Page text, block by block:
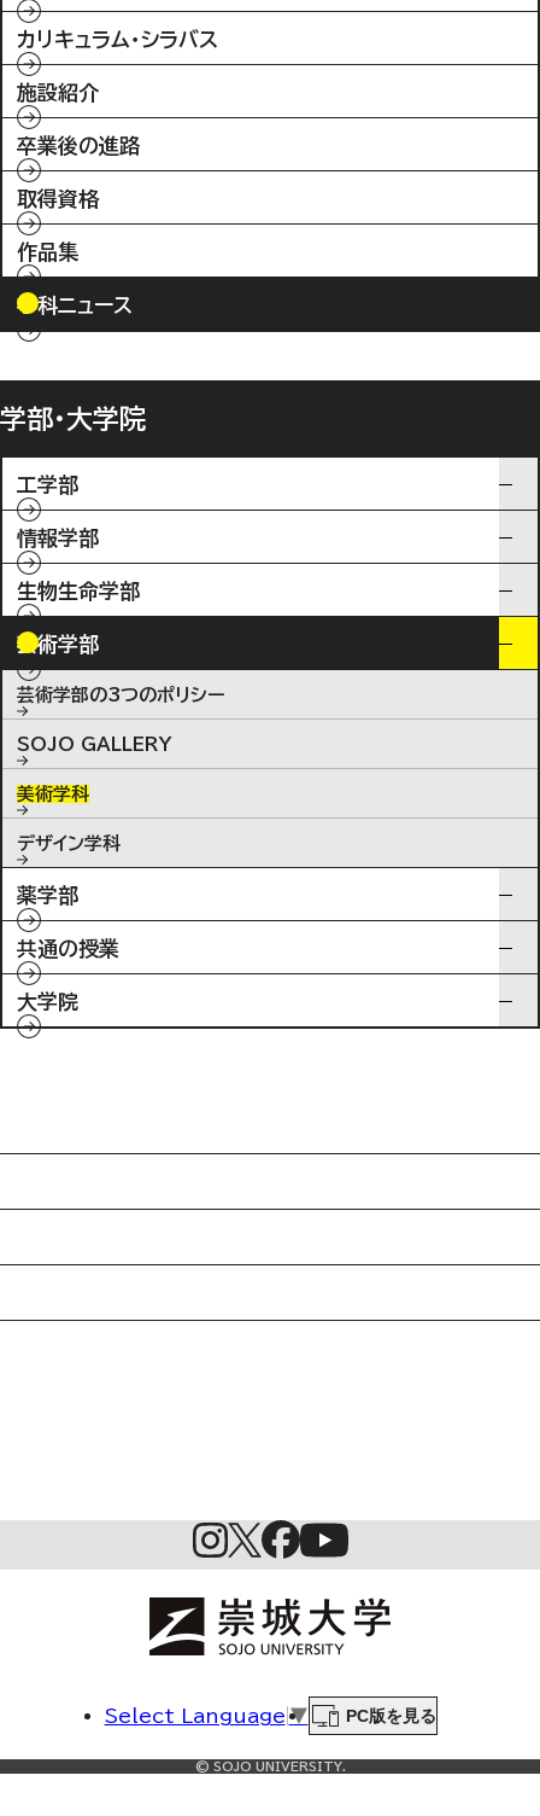
カリキュラム・シラバス
施設紹介
卒業後の進路
取得資格
作品集
学科ニュース
学部・大学院
工学部
情報学部
生物生命学部
芸術学部
芸術学部の3つのポリシー
SOJO GALLERY
美術学科
デザイン学科
薬学部
共通の授業
大学院
Select Language ▼ PC版を見る
© SOJO UNIVERSITY.